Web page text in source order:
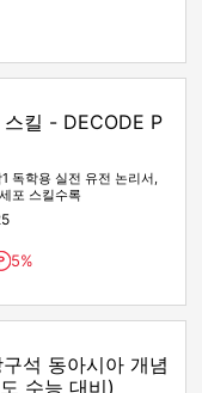
킬 - DECODE P
독학용 실전 유전 논리서,
포 스킬수록
Point
5%
석 동아시아 개념
수능 대비)